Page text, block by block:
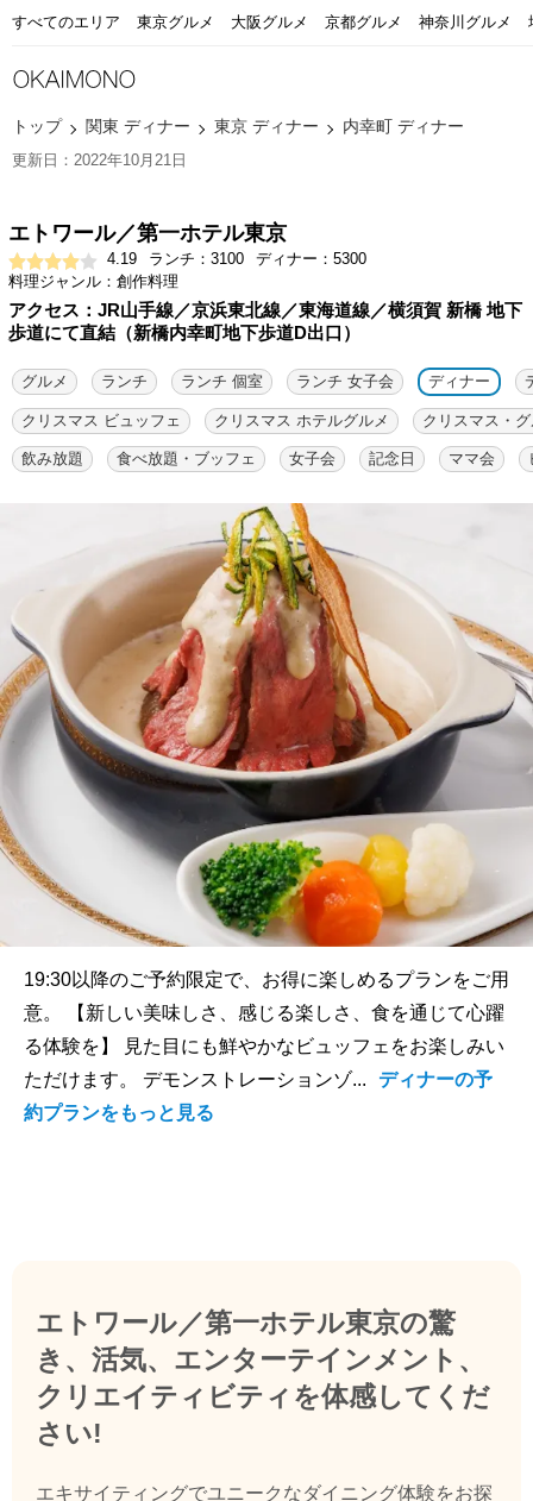
すべてのエリア 東京グルメ 大阪グルメ 京都グルメ 神奈川グルメ
トップ 関東 ディナー 東京 ディナー 内幸町 ディナー
更新日：2022年10月21日
エトワール／第一ホテル東京
4.19 ランチ：3100
ディナー：5300
料理ジャンル：創作料理
アクセス：JR山手線／京浜東北線／東海道線／横須賀 新橋 地下
歩道にて直結（新橋内幸町地下歩道D出口）
グルメ ランチ ランチ 個室 ランチ 女子会 ディナー
クリスマス ビュッフェ クリスマス ホテルグルメ クリスマス・
飲み放題 食べ放題・ブッフェ 女子会 記念日 ママ会
19:30以降のご予約限定で、お得に楽しめるプランをご用
意。 【新しい美味しさ、感じる楽しさ、食を通じて心躍
る体験を】 見た目にも鮮やかなビュッフェをお楽しみい
ただけます。 デモンストレーションゾ...
ディナーの予
約プランをもっと見る
エトワール／第一ホテル東京の驚
き、活気、エンターテインメント、
クリエイティビティを体感してくだ
さい!
エキサイティングでユニークなダイニング体験をお探